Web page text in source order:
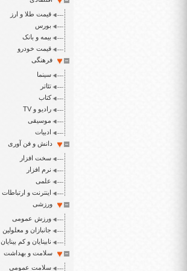
قیمت طلا و ارز
بورس
بیمه و بانک
قیمت خودرو
فرهنگی
سینما
تئاتر
کتاب
رادیو و TV
موسیقی
ادبیات
دانش و فن آوری
سخت افزار
نرم افزار
علمی
اینترنت و ارتباطات
ورزشی
ورزش عمومی
جانبازان و معلولین
نابینایان و کم بینایان
سلامت و بهداشت
سلامت عمومی